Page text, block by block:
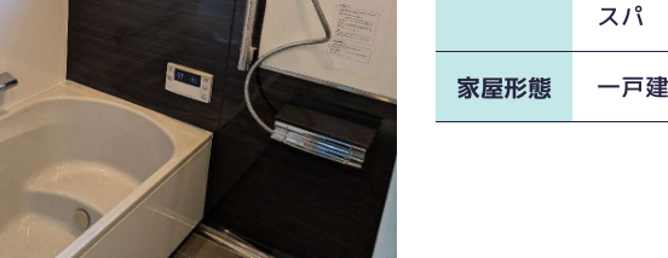
スパ
家屋形態 一戸